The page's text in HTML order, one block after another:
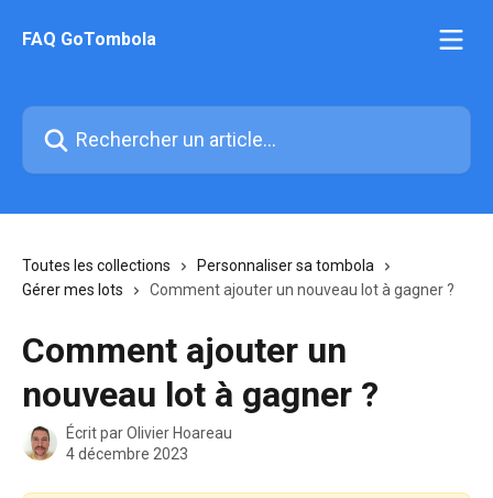
FAQ GoTombola
Rechercher un article...
Toutes les collections
Personnaliser sa tombola
Gérer mes lots
Comment ajouter un nouveau lot à gagner ?
Comment ajouter un
nouveau lot à gagner ?
Écrit parOlivier Hoareau
4 décembre 2023